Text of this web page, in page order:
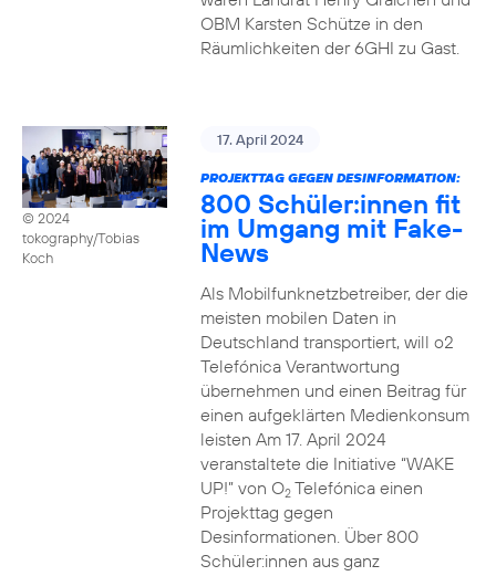
OBM Karsten Schütze in den
Räumlichkeiten der 6GHI zu Gast.
© 2024
tokography/Tobias
Koch
17. April 2024
PROJEKTTAG GEGEN DESINFORMATION:
800 Schüler:innen fit
im Umgang mit Fake-
News
Als Mobilfunknetzbetreiber, der die
meisten mobilen Daten in
Deutschland transportiert, will o2
Telefónica Verantwortung
übernehmen und einen Beitrag für
einen aufgeklärten Medienkonsum
leisten Am 17. April 2024
veranstaltete die Initiative “WAKE
UP!” von O2Telefónica einen
Projekttag gegen
Desinformationen. Über 800
Schüler:innen aus ganz